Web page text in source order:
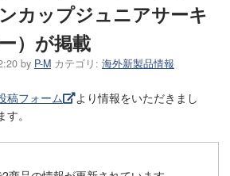
カップジュニアサーキ
）が掲載
by P-M カテゴリ: 海外新製品情報
稿フォーム
より情報をいただきまし
。